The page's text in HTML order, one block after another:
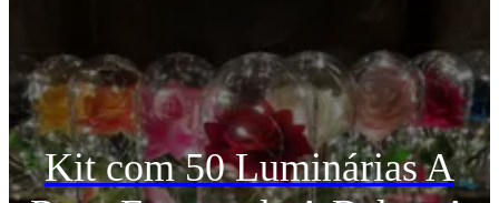
Kit com 50 Luminárias A